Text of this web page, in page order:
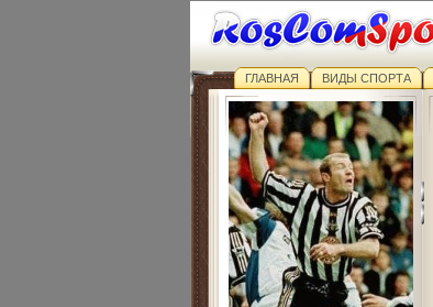
ГЛАВНАЯ ВИДЫ СПОРТА